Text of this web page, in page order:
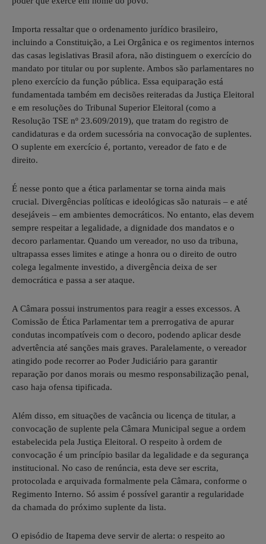
Importa ressaltar que o ordenamento jurídico brasileiro,
incluindo a Constituição, a Lei Orgânica e os regimentos internos
das casas legislativas Brasil afora, não distinguem o exercício do
mandato por titular ou por suplente. Ambos são parlamentares no
pleno exercício da função pública. Essa equiparação está
fundamentada também em decisões reiteradas da Justiça Eleitoral
e em resoluções do Tribunal Superior Eleitoral (como a
Resolução TSE nº 23.609/2019), que tratam do registro de
candidaturas e da ordem sucessória na convocação de suplentes.
O suplente em exercício é, portanto, vereador de fato e de
direito.
É nesse ponto que a ética parlamentar se torna ainda mais
crucial. Divergências políticas e ideológicas são naturais – e até
desejáveis – em ambientes democráticos. No entanto, elas devem
sempre respeitar a legalidade, a dignidade dos mandatos e o
decoro parlamentar. Quando um vereador, no uso da tribuna,
ultrapassa esses limites e atinge a honra ou o direito de outro
colega legalmente investido, a divergência deixa de ser
democrática e passa a ser ataque.
A Câmara possui instrumentos para reagir a esses excessos. A
Comissão de Ética Parlamentar tem a prerrogativa de apurar
condutas incompatíveis com o decoro, podendo aplicar desde
advertência até sanções mais graves. Paralelamente, o vereador
atingido pode recorrer ao Poder Judiciário para garantir
reparação por danos morais ou mesmo responsabilização penal,
caso haja ofensa tipificada.
Além disso, em situações de vacância ou licença de titular, a
convocação de suplente pela Câmara Municipal segue a ordem
estabelecida pela Justiça Eleitoral. O respeito à ordem de
convocação é um princípio basilar da legalidade e da segurança
institucional. No caso de renúncia, esta deve ser escrita,
protocolada e arquivada formalmente pela Câmara, conforme o
Regimento Interno. Só assim é possível garantir a regularidade
da chamada do próximo suplente da lista.
O episódio de Itapema deve servir de alerta: o respeito ao